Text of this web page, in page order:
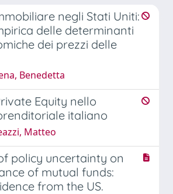
negli Stati Uniti:
delle determinanti
dei prezzi delle
Benedetta
Equity nello
italiano
Matteo
policy uncertainty on
of mutual funds:
from the US.